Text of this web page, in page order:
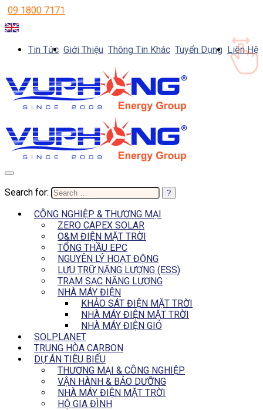
09 1800 7171
Tin Tức Giới Thiệu Thông Tin Khác Tuyển Dụng Liên Hệ
Search for:
CÔNG NGHIỆP & THƯƠNG MẠI
ZERO CAPEX SOLAR
O&M ĐIỆN MẶT TRỜI
TỔNG THẦU EPC
NGUYÊN LÝ HOẠT ĐỘNG
LƯU TRỮ NĂNG LƯỢNG (ESS)
TRẠM SẠC NĂNG LƯỢNG
NHÀ MÁY ĐIỆN
KHẢO SÁT ĐIỆN MẶT TRỜI
NHÀ MÁY ĐIỆN MẶT TRỜI
NHÀ MÁY ĐIỆN GIÓ
SOLPLANET
TRUNG HÒA CARBON
DỰ ÁN TIÊU BIỂU
THƯƠNG MẠI & CÔNG NGHIỆP
VẬN HÀNH & BẢO DƯỠNG
NHÀ MÁY ĐIỆN MẶT TRỜI
HỘ GIA ĐÌNH